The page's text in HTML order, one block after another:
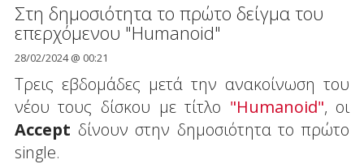
Στη δημοσιότητα το πρώτο δείγμα του
επερχόμενου "Humanoid"
28/02/2024 @ 00:21
Τρεις εβδομάδες μετά την ανακοίνωση του
νέου τους δίσκου με τίτλο "Humanoid", οι
Accept δίνουν στην δημοσιότητα το πρώτο
single.